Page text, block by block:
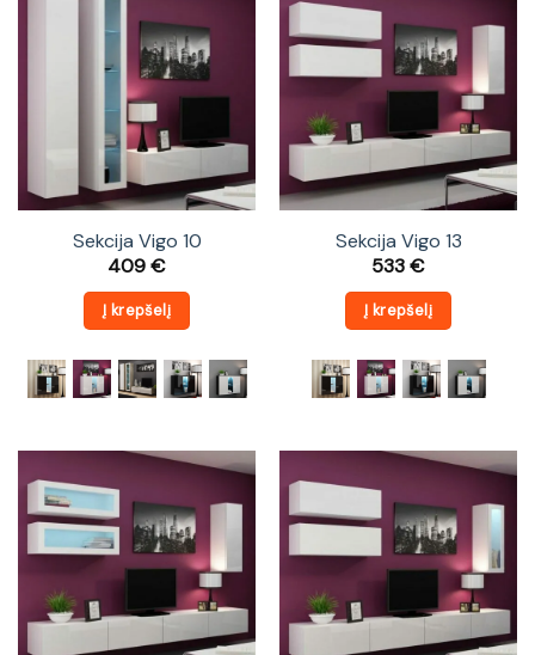
Sekcija Vigo 10
409€
Į krepšelį
Sekcija Vigo 13
533€
Į krepšelį